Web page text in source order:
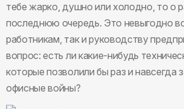
тебе жарко, душно или холодно, то о
последнюю очередь. Это невыгодно
работникам, так и руководству
вопрос: есть ли какие-нибудь
которые позволили бы раз и навсегда
офисные войны?